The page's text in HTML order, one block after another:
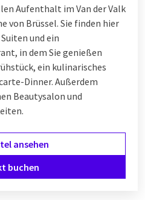
Aufenthalt im Van der Valk
von Brüssel. Sie finden hier
und ein
in dem Sie genießen
ein kulinarisches
Dinner. Außerdem
Beautysalon und
ansehen
buchen